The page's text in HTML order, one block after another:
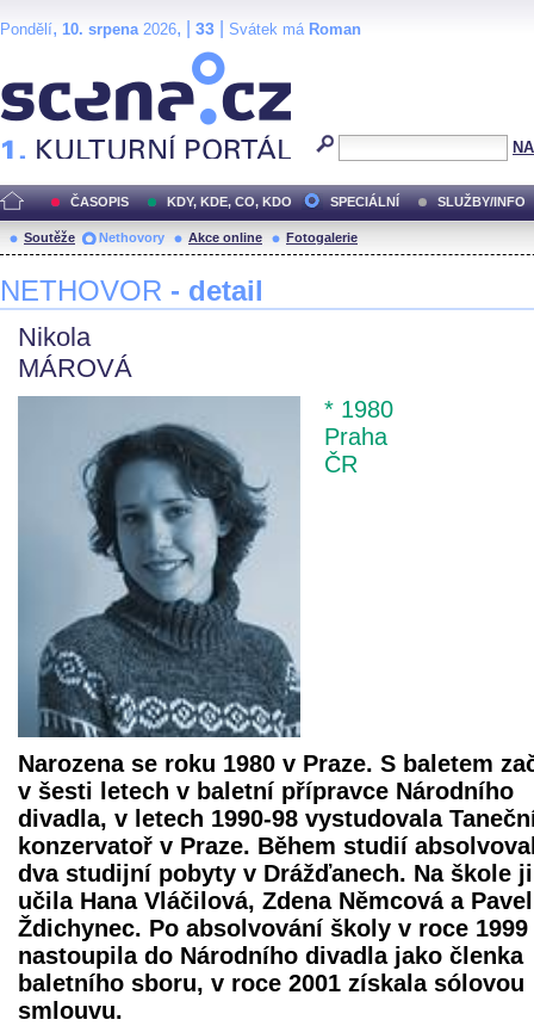
Pondělí, 10. srpena2026, | 33 Svátek má Roman
ČASOPIS KDY, KDE, CO, KDO SPECIÁLNÍ SLUŽBY/INFO
Soutěže Nethovory Akce online Fotogalerie
NETHOVOR - detail
Nikola
MÁROVÁ
* 1980
Praha
ČR
Narozena se roku 1980 v Praze. S baletem
v šesti letech v baletní přípravce Národního
divadla, v letech 1990-98 vystudovala
konzervatoř v Praze. Během studií
dva studijní pobyty v Drážďanech. Na škole ji
učila Hana Vláčilová, Zdena Němcová a Pavel
Ždichynec. Po absolvování školy v roce 1999
nastoupila do Národního divadla jako členka
baletního sboru, v roce 2001 získala sólovou
smlouvu.